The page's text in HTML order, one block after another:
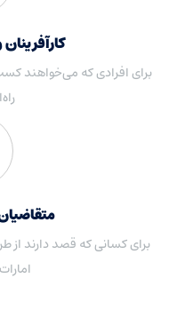
برای افرادی که می‌خواهند
برای کسانی که قصد دارند از